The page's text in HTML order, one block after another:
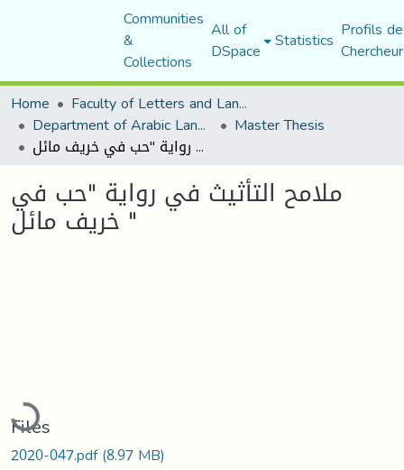
Communities
&
Collections
All of
DSpace Statistics Profils
Home
Faculty of Letters and Languages
Department of Arabic Language and Literature Master Thesis
ملامح التأثیث في روایة "حب في خریف مائل "
ملامح التأثیث في روایة "حب في
خریف مائل "
Loading...
Files
2020-047.pdf(8.97 MB)